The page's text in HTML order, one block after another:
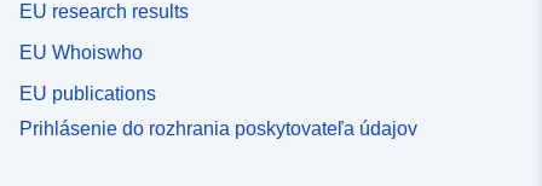
EU research results
EU Whoiswho
EU publications
Prihlásenie do rozhrania poskytovateľa údajov